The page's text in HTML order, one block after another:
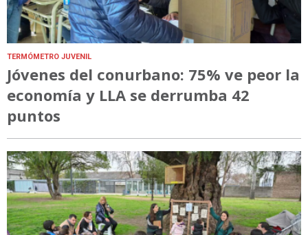
TERMÓMETRO JUVENIL
Jóvenes del conurbano: 75% ve peor la
economía y LLA se derrumba 42
puntos